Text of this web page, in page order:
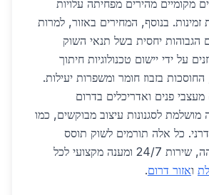
מקומיים מהירים מפחיתה עלויות
זמינות. בנוסף, המחירים באזור, למרות
הגבוהות יחסית בשל תנאי השוק
על ידי יישום טכנולוגיות חיתוך
בזבוז חומר ומשפרות יעילות.
פנים ואדריכלים בדרום
לסגנונות עיצוב מבוקשים, כמו
כל אלה תורמים לשוק תוסס
המציע איכות גבוהה, שירות 24/7 ומענה מקצועי לכל
ואזור דרום.